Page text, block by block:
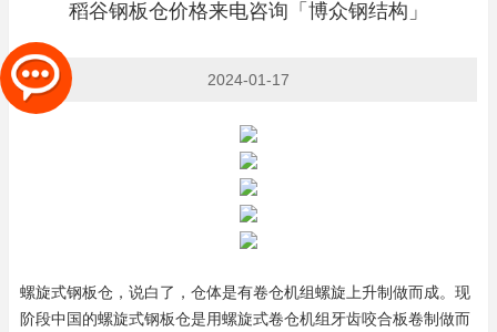
稻谷钢板仓价格来电咨询「博众钢结构」
2024-01-17
螺旋式钢板仓，说白了，仓体是有卷仓机组螺旋上升制做而成。现
阶段中国的螺旋式钢板仓是用螺旋式卷仓机组牙齿咬合板卷制做而